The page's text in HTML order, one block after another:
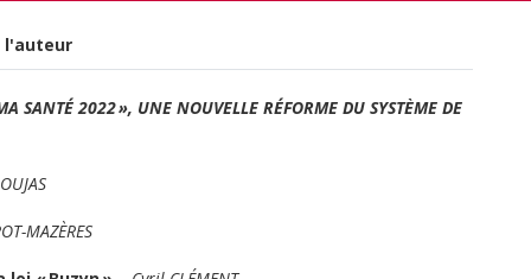
l'auteur
SANTÉ 2022 », UNE NOUVELLE RÉFORME DU SYSTÈME DE
MAZÈRES